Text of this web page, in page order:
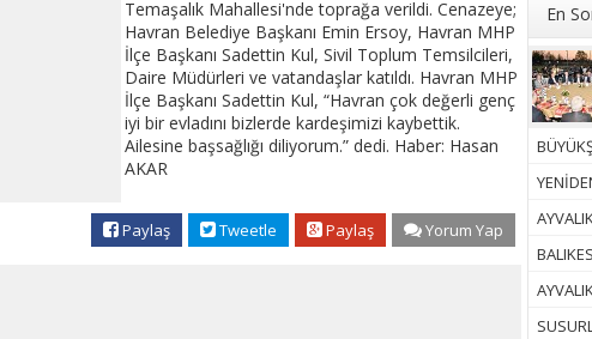
En
Temaşalık Mahallesi'nde toprağa verildi. Cenazeye;
Havran Belediye Başkanı Emin Ersoy, Havran MHP
İlçe Başkanı Sadettin Kul, Sivil Toplum Temsilcileri,
Daire Müdürleri ve vatandaşlar katıldı. Havran MHP
İlçe Başkanı Sadettin Kul, “Havran çok değerli genç
iyi bir evladını bizlerde kardeşimizi kaybettik.
Ailesine başsağlığı diliyorum.” dedi. Haber: Hasan
AKAR
Paylaş Tweetle Paylaş Yorum Yap